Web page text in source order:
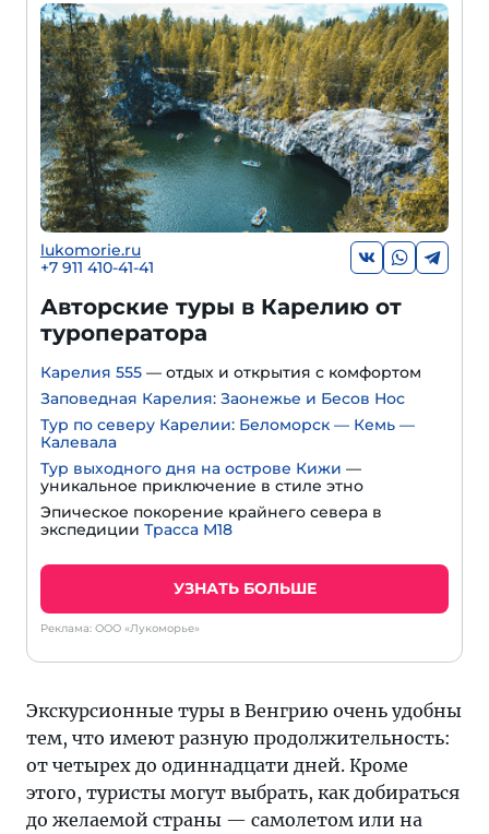
lukomorie.ru
+7 911 410-41-41
Авторские туры в Карелию от
туроператора
Карелия 555 — отдых и открытия с комфортом
Заповедная Карелия: Заонежье и Бесов Нос
Тур по северу Карелии: Беломорск — Кемь —
Калевала
Тур выходного дня на острове Кижи —
уникальное приключение в стиле этно
Эпическое покорение крайнего севера в
экспедиции Трасса М18
УЗНАТЬ БОЛЬШЕ
Реклама: ООО «Лукоморье»
Экскурсионные туры в Венгрию очень удобны
тем, что имеют разную продолжительность:
от четырех до одиннадцати дней. Кроме
этого, туристы могут выбрать, как добираться
до желаемой страны — самолетом или на